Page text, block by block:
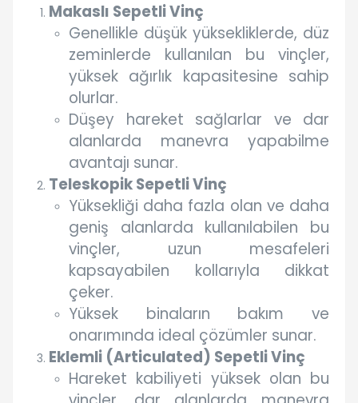
Makaslı Sepetli Vinç
Genellikle düşük yüksekliklerde, düz
zeminlerde kullanılan bu vinçler,
yüksek ağırlık kapasitesine sahip
olurlar.
Düşey hareket sağlarlar ve dar
alanlarda manevra yapabilme
avantajı sunar.
Teleskopik Sepetli Vinç
Yüksekliği daha fazla olan ve daha
geniş alanlarda kullanılabilen bu
vinçler, uzun mesafeleri
kapsayabilen kollarıyla dikkat
çeker.
Yüksek binaların bakım ve
onarımında ideal çözümler sunar.
Eklemli (Articulated) Sepetli Vinç
Hareket kabiliyeti yüksek olan bu